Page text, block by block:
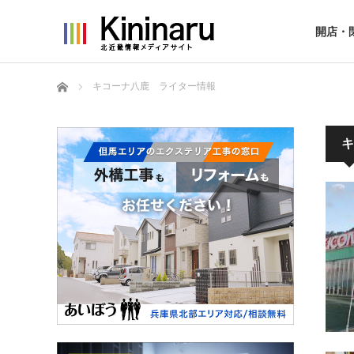
開店・
ホーム キコーナ八鹿 ライター情報